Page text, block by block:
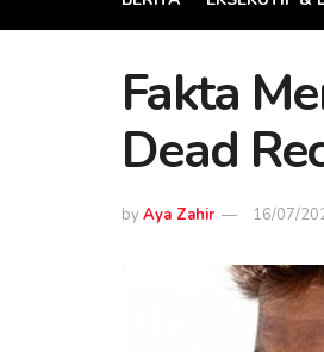
Fakta
Dead
byAya Zahir 16/07/